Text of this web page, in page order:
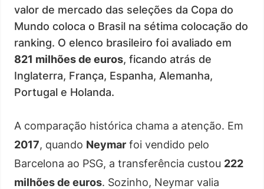
valor de mercado das seleções da Copa do
Mundo coloca o Brasil na sétima colocação do
ranking. O elenco brasileiro foi avaliado em
821 milhões de euros, ficando atrás de
Inglaterra, França, Espanha, Alemanha,
Portugal e Holanda.
A comparação histórica chama a atenção. Em
2017, quando Neymar foi vendido pelo
Barcelona ao PSG, a transferência custou 222
milhões de euros. Sozinho, Neymar valia